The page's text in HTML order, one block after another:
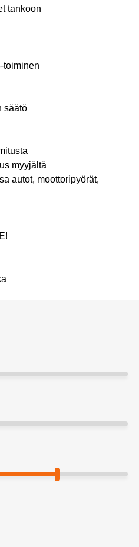
tankoon
toiminen
säätö
myyjältä
autot, moottoripyörät,